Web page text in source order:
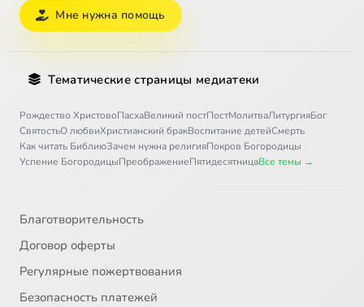
Мне нужна помощь
Тематические страницы медиатеки
Рождество ХристовоПасхаВеликий постПостМолитваЛитургияБог
СвятостьО любвиХристианский бракВоспитание детейСмерть
Как читать БиблиюЗачем нужна религияПокров Богородицы
Успение БогородицыПреображениеПятидесятницаВсе темы →
Благотворительность
Договор оферты
Регулярные пожертвования
Безопасность платежей